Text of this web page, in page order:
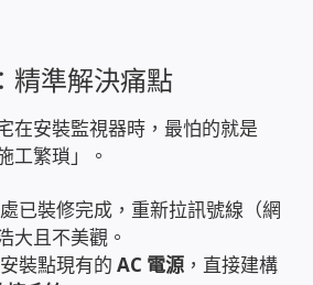
表
績案例
精準解決痛點
在安裝監視器時，最怕的就是
工繁瑣」。
已裝修完成，重新拉訊號線（網
大且不美觀。
裝點現有的AC 電源 ，直接建構